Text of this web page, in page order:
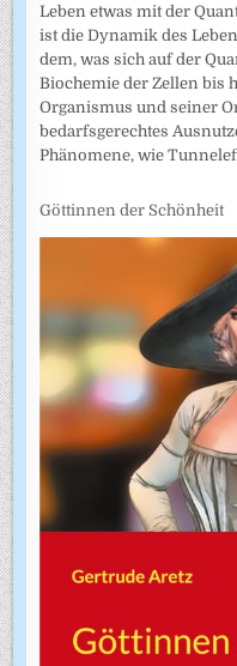
Leben etwas mit der
ist die Dynamik des
dem, was sich auf der
Biochemie der Zellen bis
Organismus und seiner
bedarfsgerechtes
Phänomene, wie
Göttinnen der Schönheit